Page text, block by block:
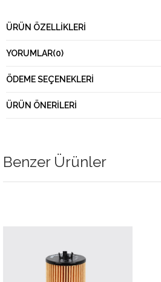
ÜRÜN ÖZELLIKLERI
YORUMLAR(0)
ÖDEME SEÇENEKLERI
ÜRÜN ÖNERILERI
Benzer Ürünler